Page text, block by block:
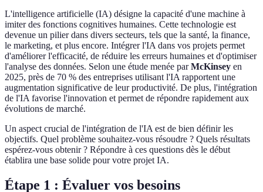
L'intelligence artificielle (IA) désigne la capacité d'une machine à
imiter des fonctions cognitives humaines. Cette technologie est
devenue un pilier dans divers secteurs, tels que la santé, la finance,
le marketing, et plus encore. Intégrer l'IA dans vos projets permet
d'améliorer l'efficacité, de réduire les erreurs humaines et d'optimiser
l'analyse des données. Selon une étude menée parMcKinsey en
2025, près de 70 % des entreprises utilisant l'IA rapportent une
augmentation significative de leur productivité. De plus, l'intégration
de l'IA favorise l'innovation et permet de répondre rapidement aux
évolutions de marché.
Un aspect crucial de l'intégration de l'IA est de bien définir les
objectifs. Quel problème souhaitez-vous résoudre ? Quels résultats
espérez-vous obtenir ? Répondre à ces questions dès le début
établira une base solide pour votre projet IA.
Étape 1 : Évaluer vos besoins